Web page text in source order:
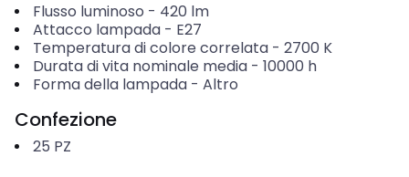
Flusso luminoso - 420 lm
Attacco lampada- E27
Temperatura di colore correlata- 2700 K
Durata di vita nominale media- 10000 h
Forma della lampada- Altro
Confezione
25 PZ